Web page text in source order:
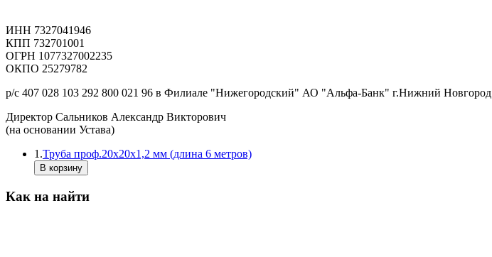
ИНН 7327041946
КПП 732701001
ОГРН 1077327002235
ОКПО 25279782
р/с 407 028 103 292 800 021 96 в Филиале "Нижегородский" АО "Альфа-Банк" г.Нижний Новгород
Директор Сальников Александр Викторович
(на основании Устава)
1.Труба проф.20х20х1,2 мм (длина 6 метров)
Как на найти